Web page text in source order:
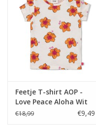
Feetje T-shirt AOP -
Love Peace Aloha Wit
€18,99 €9,49